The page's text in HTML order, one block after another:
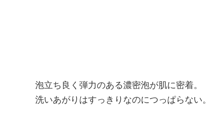
泡立ち良く弾力のある濃密泡が肌に密着。
洗いあがりはすっきりなのにつっぱらない。